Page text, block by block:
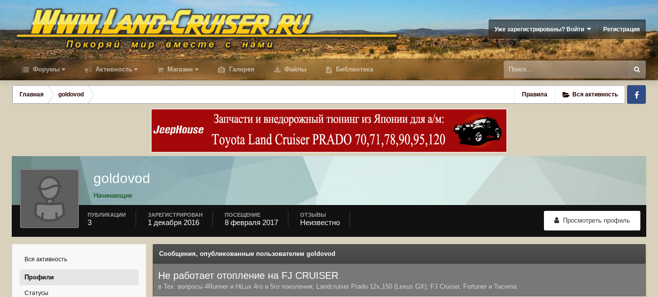
Уже зарегистрированы? Войти Регистрация
Форумы Активность Магазин Галерея Файлы Библиотека
Правила Вся активность
Главная goldovod
goldovod
Начинающие
Просмотреть профиль
ПУБЛИКАЦИИ
3
ЗАРЕГИСТРИРОВАН
1 декабря 2016
ПОСЕЩЕНИЕ
8 февраля 2017
ОТЗЫВЫ
Неизвестно
Вся активность
Профили
Статусы
Сообщения, опубликованные пользователем goldovod
Не работает отопление на FJ CRUISER
в Тех. вопросы 4Runner и HiLux 4го и 5го поколения; Landсruiser Prado 12x,150 (Lexus GX); FJ Cruiser, Fortuner и Tacoma